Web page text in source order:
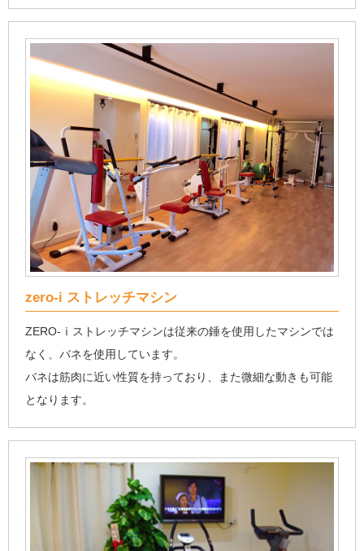
zero-i ストレッチマシン
ZERO-ⅰストレッチマシンは従来の錘を使用したマシンでは
なく、バネを使用しています。
バネは筋肉に近い性質を持っており、また微細な動きも可能
となります。